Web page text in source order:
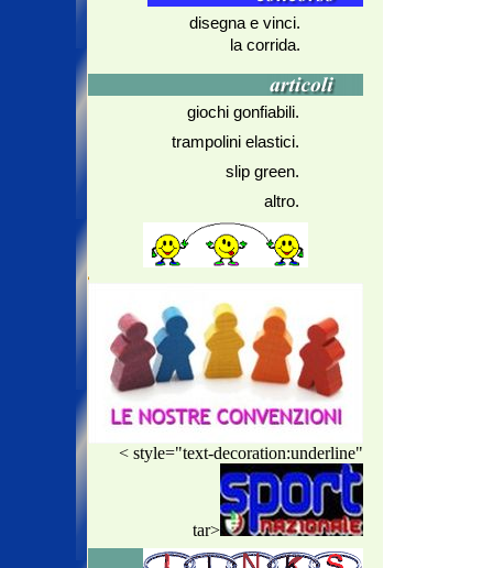
disegna e vinci.
la corrida.
giochi gonfiabili.
trampolini elastici.
slip green.
altro.
< style="text-decoration:underline"
tar>